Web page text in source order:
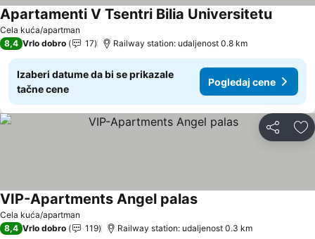
Cela kuća/apartman
Apartamenti V Tsentri Bilia Universitetu
8,4 Vrlo dobro 17 Railway station: udaljenost 0.8 km
Izaberi datume da bi se prikazale
tačne cene
Pogledaj cene
Deli
Cela kuća/apartman
VIP-Apartments Angel palas
8,4 Vrlo dobro 119 Railway station: udaljenost 0.3 km